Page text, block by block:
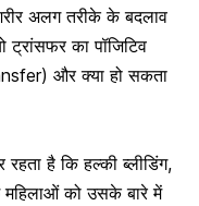
अलग तरीके के बदलाव
का पॉजिटिव
और क्या हो सकता
रहता है किहल्की ब्लीडिंग,
को उसके बारे में